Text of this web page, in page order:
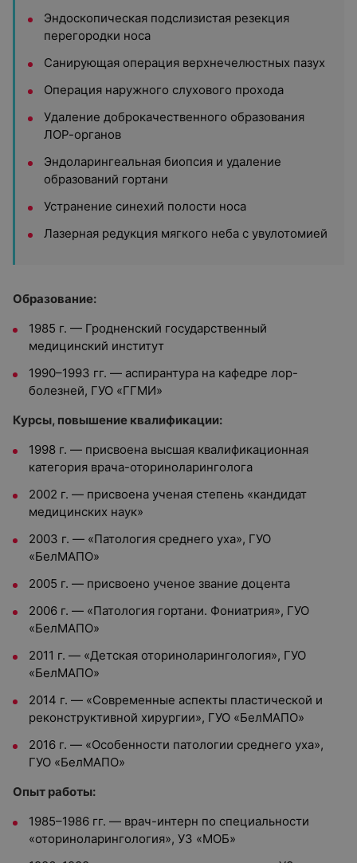
Эндоскопическая подслизистая резекция
перегородки носа
Санирующая операция верхнечелюстных пазух
Операция наружного слухового прохода
Удаление доброкачественного образования
ЛОР-органов
Эндоларингеальная биопсия и удаление
образований гортани
Устранение синехий полости носа
Лазерная редукция мягкого неба с увулотомией
Образование:
1985 г. — Гродненский государственный
медицинский институт
1990–1993 гг. — аспирантура на кафедре лор-
болезней, ГУО «ГГМИ»
Курсы, повышение квалификации:
1998 г. — присвоена высшая квалификационная
категория врача-оториноларинголога
2002 г. — присвоена ученая степень «кандидат
медицинских наук»
2003 г. — «Патология среднего уха», ГУО
«БелМАПО»
2005 г. — присвоено ученое звание доцента
2006 г. — «Патология гортани. Фониатрия», ГУО
«БелМАПО»
2011 г. — «Детская оториноларингология», ГУО
«БелМАПО»
2014 г. — «Современные аспекты пластической и
реконструктивной хирургии», ГУО «БелМАПО»
2016 г. — «Особенности патологии среднего уха»,
ГУО «БелМАПО»
Опыт работы:
1985–1986 гг. — врач-интерн по специальности
«оториноларингология», УЗ «МОБ»